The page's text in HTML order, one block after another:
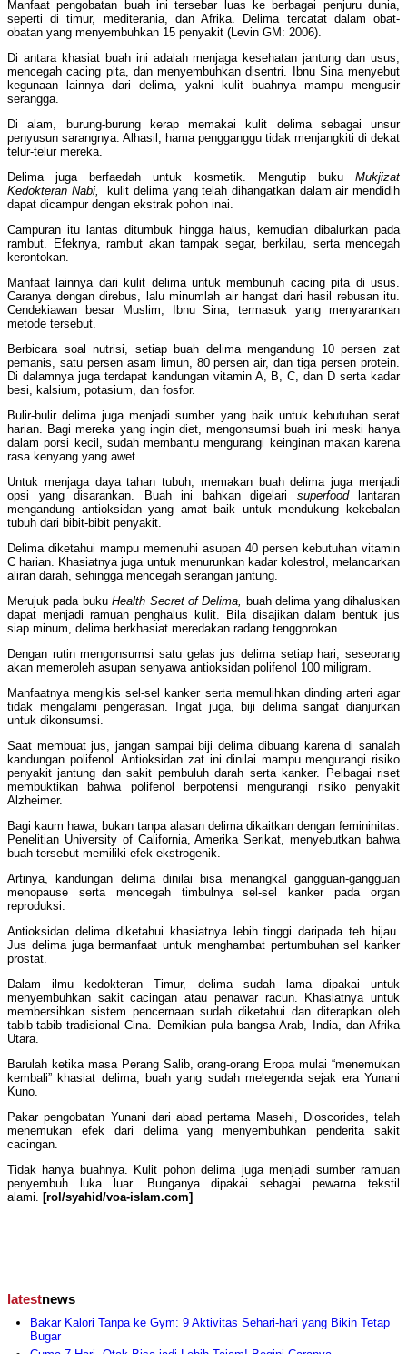
Manfaat pengobatan buah ini tersebar luas ke berbagai penjuru dunia,
seperti di timur, mediterania, dan Afrika. Delima tercatat dalam obat-
obatan yang menyembuhkan 15 penyakit (Levin GM: 2006).
Di antara khasiat buah ini adalah menjaga kesehatan jantung dan usus,
mencegah cacing pita, dan menyembuhkan disentri. Ibnu Sina menyebut
kegunaan lainnya dari delima, yakni kulit buahnya mampu mengusir
serangga.
Di alam, burung-burung kerap memakai kulit delima sebagai unsur
penyusun sarangnya. Alhasil, hama pengganggu tidak menjangkiti di dekat
telur-telur mereka.
Delima juga berfaedah untuk kosmetik. Mengutip buku Mukjizat
Kedokteran Nabi,
kulit delima yang telah dihangatkan dalam air mendidih
dapat dicampur dengan ekstrak pohon inai.
Campuran itu lantas ditumbuk hingga halus, kemudian dibalurkan pada
rambut. Efeknya, rambut akan tampak segar, berkilau, serta mencegah
kerontokan.
Manfaat lainnya dari kulit delima untuk membunuh cacing pita di usus.
Caranya dengan direbus, lalu minumlah air hangat dari hasil rebusan itu.
Cendekiawan besar Muslim, Ibnu Sina, termasuk yang menyarankan
metode tersebut.
Berbicara soal nutrisi, setiap buah delima mengandung 10 persen zat
pemanis, satu persen asam limun, 80 persen air, dan tiga persen protein.
Di dalamnya juga terdapat kandungan vitamin A, B, C, dan D serta kadar
besi, kalsium, potasium, dan fosfor.
Bulir-bulir delima juga menjadi sumber yang baik untuk kebutuhan serat
harian. Bagi mereka yang ingin diet, mengonsumsi buah ini meski hanya
dalam porsi kecil, sudah membantu mengurangi keinginan makan karena
rasa kenyang yang awet.
Untuk menjaga daya tahan tubuh, memakan buah delima juga menjadi
opsi yang disarankan. Buah ini bahkan digelari superfoodlantaran
mengandung antioksidan yang amat baik untuk mendukung kekebalan
tubuh dari bibit-bibit penyakit.
Delima diketahui mampu memenuhi asupan 40 persen kebutuhan vitamin
C harian. Khasiatnya juga untuk menurunkan kadar kolestrol, melancarkan
aliran darah, sehingga mencegah serangan jantung.
Merujuk pada bukuHealth Secret of Delima, buah delima yang dihaluskan
dapat menjadi ramuan penghalus kulit. Bila disajikan dalam bentuk jus
siap minum, delima berkhasiat meredakan radang tenggorokan.
Dengan rutin mengonsumsi satu gelas jus delima setiap hari, seseorang
akan memeroleh asupan senyawa antioksidan polifenol 100 miligram.
Manfaatnya mengikis sel-sel kanker serta memulihkan dinding arteri agar
tidak mengalami pengerasan. Ingat juga, biji delima sangat dianjurkan
untuk dikonsumsi.
Saat membuat jus, jangan sampai biji delima dibuang karena di sanalah
kandungan polifenol. Antioksidan zat ini dinilai mampu mengurangi risiko
penyakit jantung dan sakit pembuluh darah serta kanker. Pelbagai riset
membuktikan bahwa polifenol berpotensi mengurangi risiko penyakit
Alzheimer.
Bagi kaum hawa, bukan tanpa alasan delima dikaitkan dengan femininitas.
Penelitian University of California, Amerika Serikat, menyebutkan bahwa
buah tersebut memiliki efek ekstrogenik.
Artinya, kandungan delima dinilai bisa menangkal gangguan-gangguan
menopause serta mencegah timbulnya sel-sel kanker pada organ
reproduksi.
Antioksidan delima diketahui khasiatnya lebih tinggi daripada teh hijau.
Jus delima juga bermanfaat untuk menghambat pertumbuhan sel kanker
prostat.
Dalam ilmu kedokteran Timur, delima sudah lama dipakai untuk
menyembuhkan sakit cacingan atau penawar racun. Khasiatnya untuk
membersihkan sistem pencernaan sudah diketahui dan diterapkan oleh
tabib-tabib tradisional Cina. Demikian pula bangsa Arab, India, dan Afrika
Utara.
Barulah ketika masa Perang Salib, orang-orang Eropa mulai “menemukan
kembali” khasiat delima, buah yang sudah melegenda sejak era Yunani
Kuno.
Pakar pengobatan Yunani dari abad pertama Masehi, Dioscorides, telah
menemukan efek dari delima yang menyembuhkan penderita sakit
cacingan.
Tidak hanya buahnya. Kulit pohon delima juga menjadi sumber ramuan
penyembuh luka luar. Bunganya dipakai sebagai pewarna tekstil
alami. [rol/syahid/voa-islam.com]
latestnews
Bakar Kalori Tanpa ke Gym: 9 Aktivitas Sehari-hari yang Bikin Tetap
Bugar